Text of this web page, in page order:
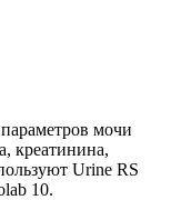
мочи
креатинина,
Urine RS
10.